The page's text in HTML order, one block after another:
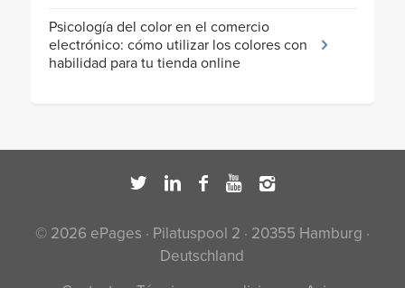
Psicología del color en el comercio
electrónico: cómo utilizar los colores con
habilidad para tu tienda online
© 2026 ePages · Pilatuspool 2 · 20355 Hamburg ·
Deutschland